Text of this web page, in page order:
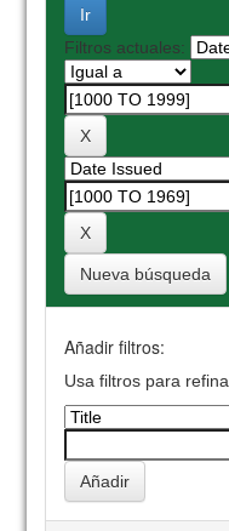
Filtros actuales:
Nueva búsqueda
Añadir filtros:
Usa filtros para